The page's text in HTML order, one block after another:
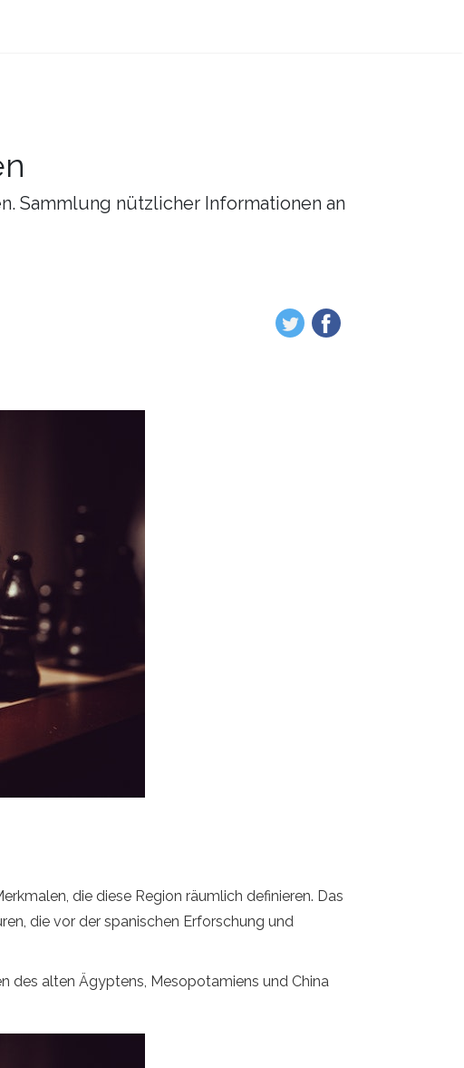
Sammlung nützlicher Informationen an
die diese Region räumlich definieren. Das
die vor der spanischen Erforschung und
des alten Ägyptens, Mesopotamiens und China